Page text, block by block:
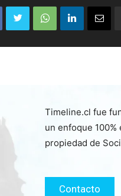
Timeline.cl fue
un enfoque
propiedad de
Contacto